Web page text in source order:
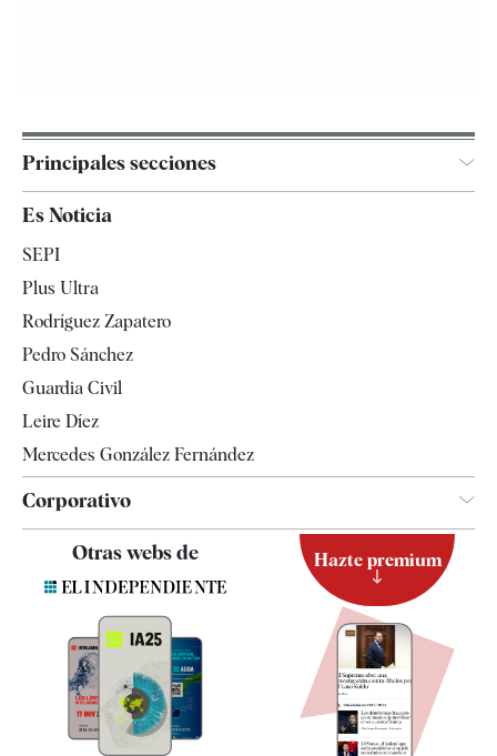
Principales secciones
Televisión
Es Noticia
SEPI
Plus Ultra
Rodríguez Zapatero
Pedro Sánchez
Guardia Civil
Leire Díez
Mercedes González Fernández
Corporativo
Quiénes somos
Especificaciones
Otras webs de Hazte premium